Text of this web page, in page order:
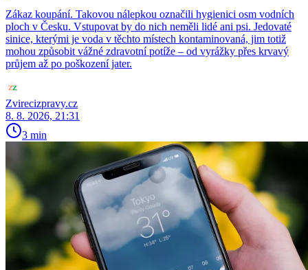
Zákaz koupání. Takovou nálepkou označili hygienici osm vodních
ploch v Česku. Vstupovat by do nich neměli lidé ani psi. Jedovaté
sinice, kterými je voda v těchto místech kontaminovaná, jim totiž
mohou způsobit vážné zdravotní potíže – od vyrážky přes krvavý
průjem až po poškození jater.
Zvirecizpravy.cz
8. 8. 2026, 21:31
3 min